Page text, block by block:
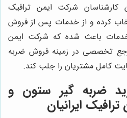
کارشناسان شرکت ایمن ترافیک
کرده و از خدمات پس از فروش
باعث شده که شرکت ایمن
مرجع تخصصی در زمینه فروش ضربه
کامل مشتریان را جلب کند.
ضربه گیر ستون و
ایرانیان